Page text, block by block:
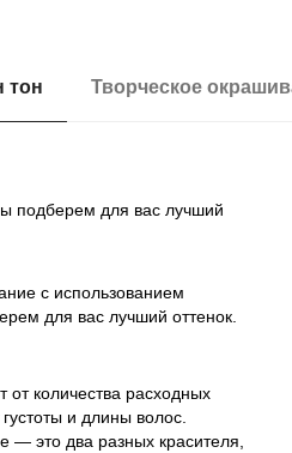
тон Творческое
подберем для вас лучший
с использованием
для вас лучший оттенок.
количества расходных
и длины волос.
— это два разных красителя,